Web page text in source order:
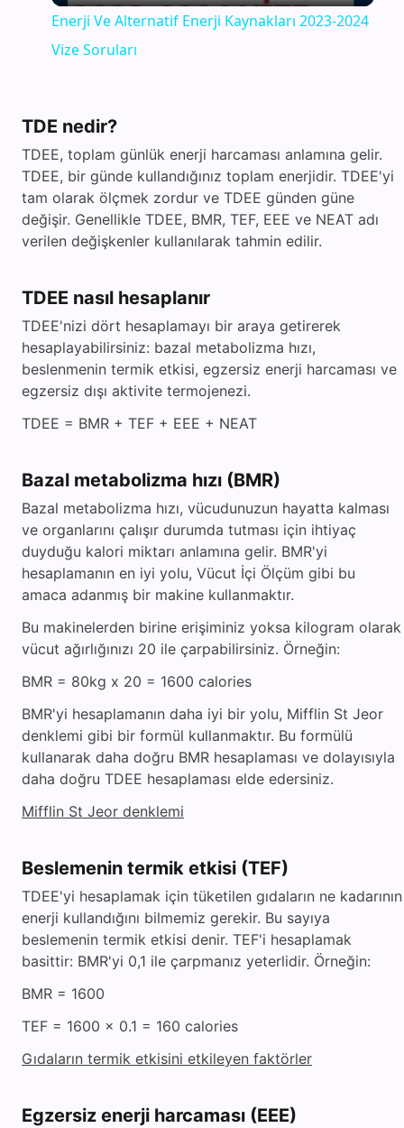
V
i
e
o
Enerji Ve Alternatif Enerji Kaynakları 2023-2024
Vize Soruları
TDE nedir?
TDEE, toplam günlük enerji harcaması anlamına gelir.
TDEE, bir günde kullandığınız toplam enerjidir. TDEE'yi
tam olarak ölçmek zordur ve TDEE günden güne
değişir. Genellikle TDEE, BMR, TEF, EEE ve NEAT adı
verilen değişkenler kullanılarak tahmin edilir.
TDEE nasıl hesaplanır
TDEE'nizi dört hesaplamayı bir araya getirerek
hesaplayabilirsiniz: bazal metabolizma hızı,
beslenmenin termik etkisi, egzersiz enerji harcaması ve
egzersiz dışı aktivite termojenezi.
TDEE = BMR + TEF + EEE + NEAT
Bazal metabolizma hızı (BMR)
Bazal metabolizma hızı, vücudunuzun hayatta kalması
ve organlarını çalışır durumda tutması için ihtiyaç
duyduğu kalori miktarı anlamına gelir. BMR'yi
hesaplamanın en iyi yolu, Vücut İçi Ölçüm gibi bu
amaca adanmış bir makine kullanmaktır.
Bu makinelerden birine erişiminiz yoksa kilogram olarak
vücut ağırlığınızı 20 ile çarpabilirsiniz. Örneğin:
BMR = 80kg x 20 = 1600 calories
BMR'yi hesaplamanın daha iyi bir yolu, Mifflin St Jeor
denklemi gibi bir formül kullanmaktır. Bu formülü
kullanarak daha doğru BMR hesaplaması ve dolayısıyla
daha doğru TDEE hesaplaması elde edersiniz.
Mifflin St Jeor denklemi
Beslemenin termik etkisi (TEF)
TDEE'yi hesaplamak için tüketilen gıdaların ne kadarının
enerji kullandığını bilmemiz gerekir. Bu sayıya
beslemenin termik etkisi denir. TEF'i hesaplamak
basittir: BMR'yi 0,1 ile çarpmanız yeterlidir. Örneğin:
BMR = 1600
TEF = 1600 x 0.1 = 160 calories
Gıdaların termik etkisini etkileyen faktörler
Egzersiz enerji harcaması (EEE)